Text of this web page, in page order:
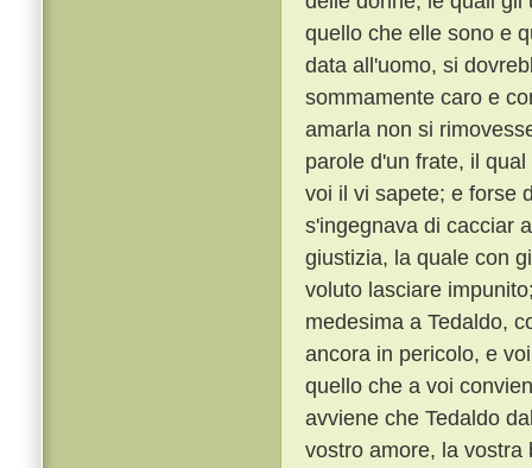
quello che elle sono e
data all'uomo, si
sommamente caro e
amarla non si
parole d'un frate, il
voi il vi sapete; e forse
s'ingegnava di cacciar
giustizia, la quale con
voluto lasciare
medesima a Tedaldo,
ancora in pericolo, e
quello che a voi
avviene che Tedaldo
vostro amore, la vostra